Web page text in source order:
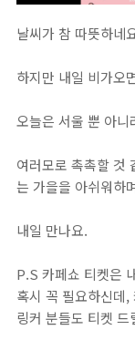
날씨가 참 따뜻하네
하지만 내일 비가오
오늘은 서울 뿐 아니
여러모로 촉촉할 것
는 가을을 아쉬워하
내일 만나요. ⁣
P.S 카페쇼 티켓은
혹시 꼭 필요하신데
링커 분들도 티켓